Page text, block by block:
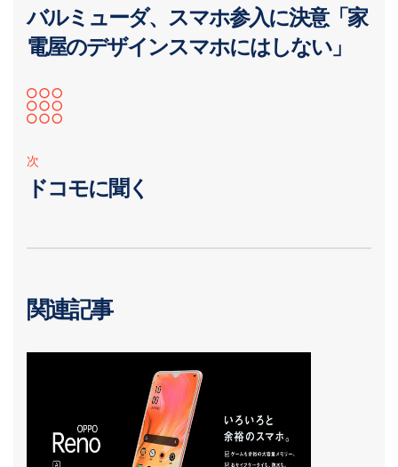
バルミューダ、スマホ参入に決意「家
電屋のデザインスマホにはしない」
次
ドコモに聞く
関連記事